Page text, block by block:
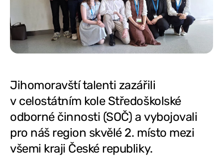
Jihomoravští talenti zazářili
v celostátním kole Středoškolské
odborné činnosti (SOČ) a vybojovali
pro náš region skvělé 2. místo mezi
všemi kraji České republiky.